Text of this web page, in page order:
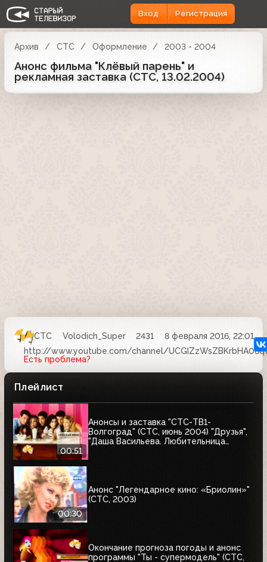
Вход Регистрация
Архив СТС Оформление 2003 - 2004
Анонс фильма "Клёвый парень" и
рекламная заставка (СТС, 13.02.2004)
СТС Volodich_Super 2431
8 февраля 2016, 22:01
http://www.youtube.com/channel/
Есть проблема?
Плейлист
00:51
Анонсы и заставка "СТС-ТВ1-
Волгоград" (СТС, июнь 2004) "Друзья",
"Даша Васильева. Любительница
00:30
Анонс "Легендарное кино: «Бриолин»"
(СТС, 2003)
Окончание прогноза погоды и анонс
программы "Ты - супермодель" (СТС,